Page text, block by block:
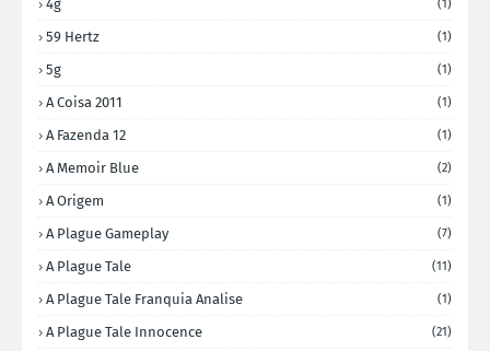
4g (1)
59 Hertz (1)
5g (1)
A Coisa 2011 (1)
A Fazenda 12 (1)
A Memoir Blue (2)
A Origem (1)
A Plague Gameplay (7)
A Plague Tale (11)
A Plague Tale Franquia Analise (1)
A Plague Tale Innocence (21)